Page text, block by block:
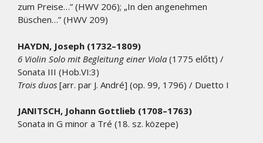
zum Preise…” (HWV 206); „In den angenehmen
Büschen…” (HWV 209)
HAYDN, Joseph (1732–1809)
6 Violin Solo mit Begleitung einer Viola (1775 előtt) /
Sonata III (Hob.VI:3)
Trois duos [arr. par J. André] (op. 99, 1796) / Duetto I
JANITSCH, Johann Gottlieb (1708–1763)
Sonata in G minor a Tré (18. sz. közepe)